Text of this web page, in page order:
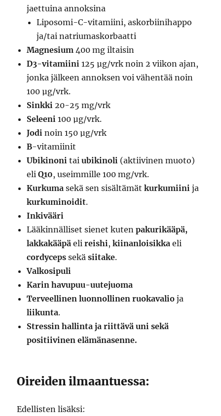
jaettuina annoksina
Liposomi-C-vitamiini, askorbiinihappo
ja/tai natriumaskorbaatti
Magnesium 400 mg iltaisin
D3-vitamiini 125 µg/vrk noin 2 viikon ajan,
jonka jälkeen annoksen voi vähentää noin
100 µg/vrk.
Sinkki 20-25 mg/vrk
Seleeni100 µg/vrk.
Jodi noin 150 µg/vrk
B-vitamiinit
Ubikinonitaiubikinoli (aktiivinen muoto)
eliQ10, useimmille 100 mg/vrk.
Kurkumasekä sen sisältämätkurkumiinija
kurkuminoidit.
Inkivääri
Lääkinnälliset sienet kutenpakurikääpä,
lakkakääpäelireishi ,kiinanloisikkaeli
cordycepssekäsiitake.
Valkosipuli
Karin havupuu-uutejuoma
Terveellinen luonnollinen ruokavalio ja
liikunta.
Stressin hallinta ja riittävä uni sekä
positiivinen elämänasenne.
Oireiden ilmaantuessa:
Edellisten lisäksi: